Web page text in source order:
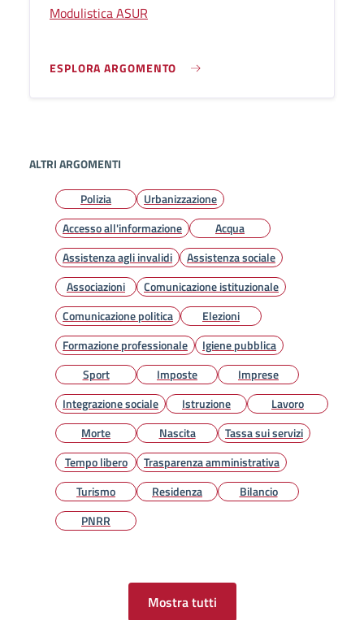
Modulistica ASUR
ESPLORA ARGOMENTO
ALTRI ARGOMENTI
Polizia
Urbanizzazione
Accesso all'informazione
Acqua
Assistenza agli invalidi
Assistenza sociale
Associazioni
Comunicazione istituzionale
Comunicazione politica
Elezioni
Formazione professionale
Igiene pubblica
Sport
Imposte
Imprese
Integrazione sociale
Istruzione
Lavoro
Morte
Nascita
Tassa sui servizi
Tempo libero
Trasparenza amministrativa
Turismo
Residenza
Bilancio
PNRR
Mostra tutti